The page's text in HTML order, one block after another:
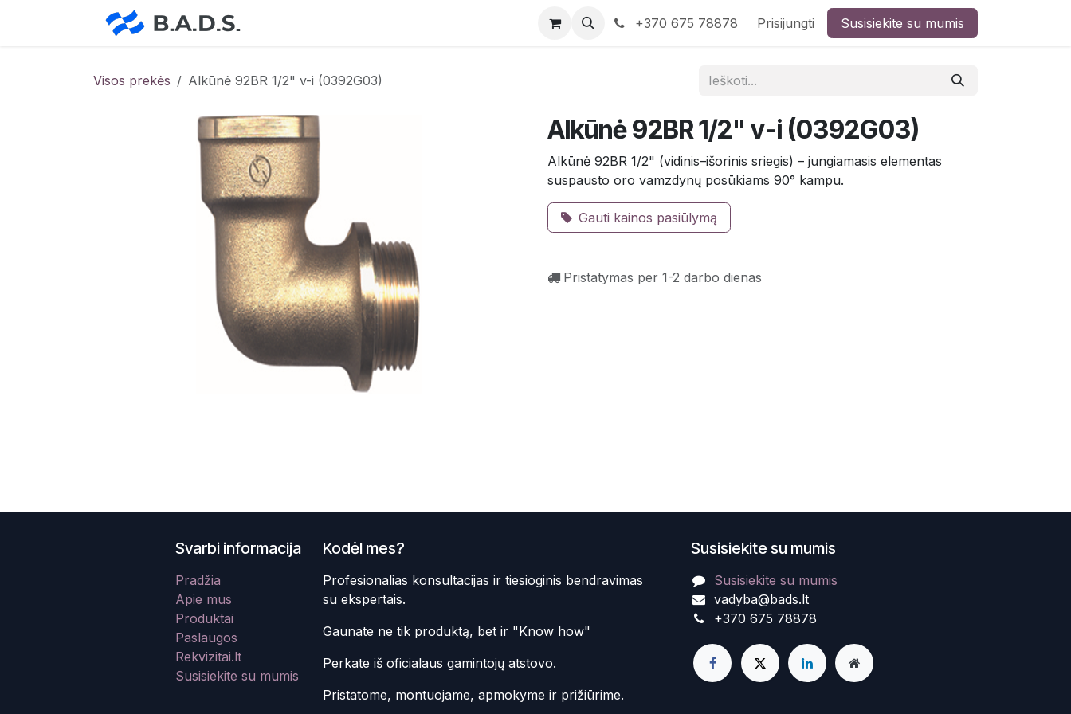
+370 675 78878 Prisijungti Susisiekite su mumis
Visos prekės Alkūnė 92BR 1/2" v-i (0392G03)
Alkūnė 92BR 1/2" v-i (0392G03)
Alkūnė 92BR 1/2" (vidinis–išorinis sriegis) – jungiamasis elementas
suspausto oro vamzdynų posūkiams 90° kampu.
Gauti kainos pasiūlymą
Pristatymas per 1-2 darbo dienas
Susisiekite su mumis
Susisiekite su mumis
vadyba@bads.lt
+370 675 78878
Kodėl mes?
Profesionalias konsultacijas ir tiesioginis bendravimas
su ekspertais.
Gaunate ne tik produktą, bet ir "Know how"
Perkate iš oficialaus gamintojų atstovo.
Pristatome, montuojame, apmokyme ir prižiūrime.
Svarbi informacija
Pradžia
Apie mus
Produktai
Paslaugos
Rekvizitai.lt
Susisiekite su mumis